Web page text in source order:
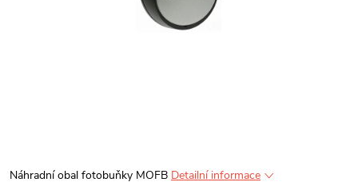
Náhradní obal fotobuňky MOFB Detailní informace